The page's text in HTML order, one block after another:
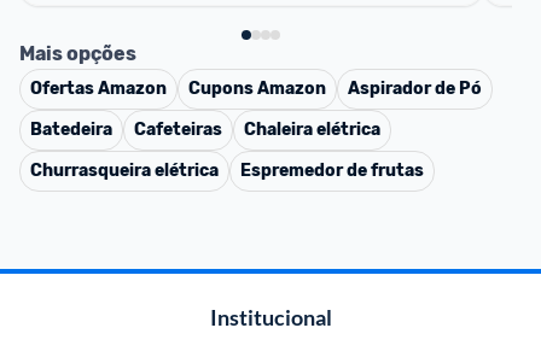
Mais opções
OfertasAmazon CuponsAmazon
Aspirador de Pó
Batedeira
Cafeteiras
Chaleira elétrica
Churrasqueira elétrica
Espremedor de frutas
Institucional